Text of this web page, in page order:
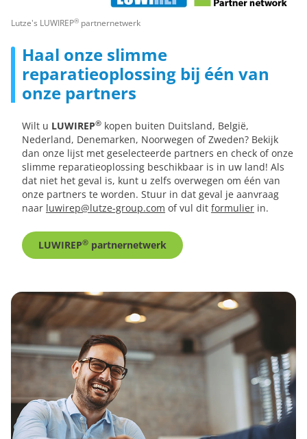
Haal onze slimme
reparatieoplossing bij één van
onze partners
Wilt u LUWIREP® kopen buiten Duitsland, België,
Nederland, Denemarken, Noorwegen of Zweden? Bekijk
dan onze lijst met geselecteerde partners en check of onze
slimme reparatieoplossing beschikbaar is in uw land! Als
dat niet het geval is, kunt u zelfs overwegen om één van
onze partners te worden. Stuur in dat geval je aanvraag
naar luwirep@lutze-group.com of vul dit formulier in.
LUWIREP® partnernetwerk
Lutze's LUWIREP® partnernetwerk